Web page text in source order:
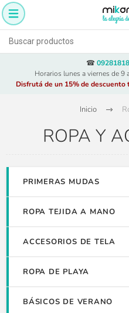
☎
Horarios lunes a viernes de 9
Disfrutá de un 15% de descuento
Inicio
ROPA Y
PRIMERAS MUDAS
ROPA TEJIDA A MANO
ACCESORIOS DE TELA
ROPA DE PLAYA
BÁSICOS DE VERANO